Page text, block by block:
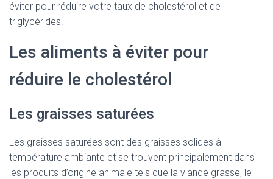
éviter pour réduire votre taux de cholestérol et de
triglycérides.
Les aliments à éviter pour
réduire le cholestérol
Les graisses saturées
Les graisses saturées sont des graisses solides à
température ambiante et se trouvent principalement dans
les produits d’origine animale tels que la viande grasse, le